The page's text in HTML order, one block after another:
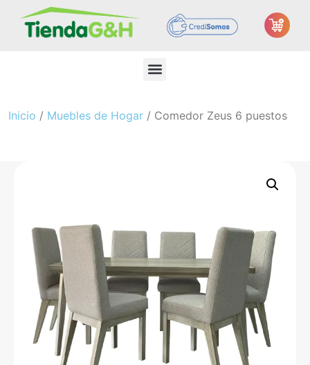
Inicio / Muebles de Hogar / Comedor Zeus 6 puestos